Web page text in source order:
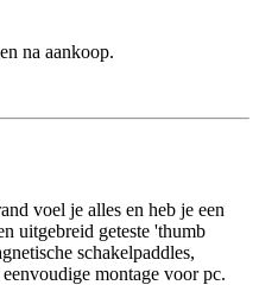
na aankoop.
voel je alles en heb je een
uitgebreid geteste 'thumb
schakelpaddles,
montage voor pc.